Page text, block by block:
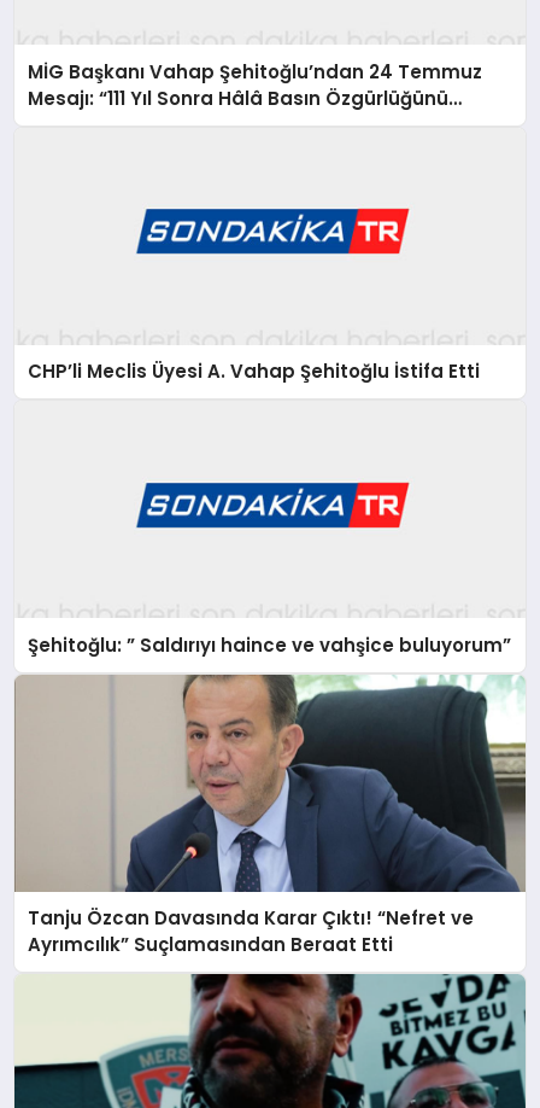
MİG Başkanı Vahap Şehitoğlu’ndan 24 Temmuz
Mesajı: “111 Yıl Sonra Hâlâ Basın Özgürlüğünü
Konuşuyoruz”
CHP’li Meclis Üyesi A. Vahap Şehitoğlu İstifa Etti
Şehitoğlu: ” Saldırıyı haince ve vahşice buluyorum”
Tanju Özcan Davasında Karar Çıktı! “Nefret ve
Ayrımcılık” Suçlamasından Beraat Etti